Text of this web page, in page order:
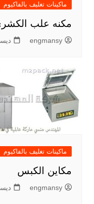
ماكينات تغليف بالفاكيوم
مكنه علب
engmansy ديسمبر
ماكينات تغليف بالفاكيوم
مكاين الكبس
engmansy ديسمبر